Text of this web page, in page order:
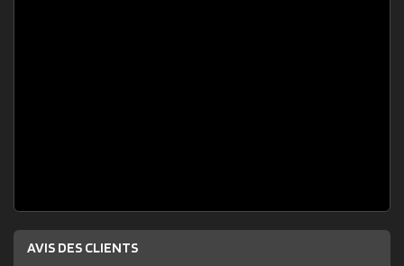
AVIS DES CLIENTS